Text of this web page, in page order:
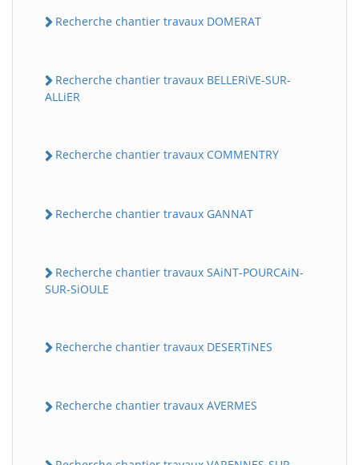
Recherche chantier travaux DOMERAT
Recherche chantier travaux BELLERiVE-SUR-
ALLiER
Recherche chantier travaux COMMENTRY
Recherche chantier travaux GANNAT
Recherche chantier travaux SAiNT-POURCAiN-
SUR-SiOULE
Recherche chantier travaux DESERTiNES
Recherche chantier travaux AVERMES